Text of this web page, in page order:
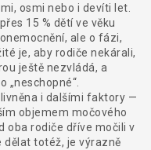
osmi nebo i devíti let.
15 % dětí ve věku
ale o fázi,
je, aby rodiče nekárali,
ještě nezvládá, a
„neschopné“.
i dalšími faktory —
objemem močového
oba rodiče dříve močili v
dělat totéž, je výrazně